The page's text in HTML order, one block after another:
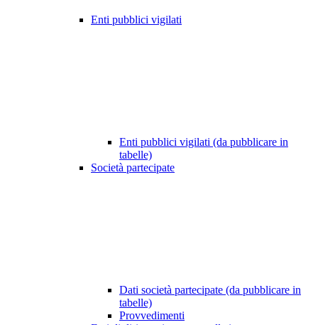
Enti pubblici vigilati
Enti pubblici vigilati (da pubblicare in
tabelle)
Società partecipate
Dati società partecipate (da pubblicare in
tabelle)
Provvedimenti